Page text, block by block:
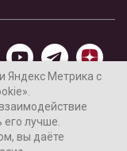
Интернет-газеты
«Ваши новости»
Ctrl+Enter
Яндекс Метрика с
его лучше.
вы даёте